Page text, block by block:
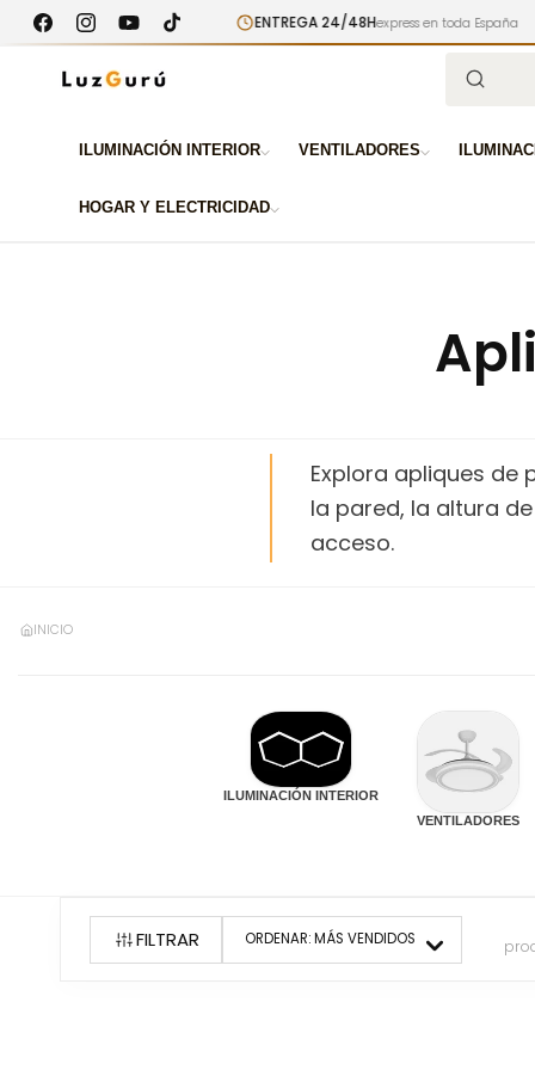
directamente
al contenido
FacebookInstagramYouTubeTikTok
a 100€ ENTREGA 24/48Hexpress en toda España
Búsqueda
ILUMINACIÓN INTERIOR VENTILADORES
HOGAR Y ELECTRICIDAD
Explora apliques de
la pared, la altura
acceso.
INICIO
ILUMINACIÓN INTERIOR
VENTILADORES
FILTRAR ORDENAR:MÁS VENDIDOS